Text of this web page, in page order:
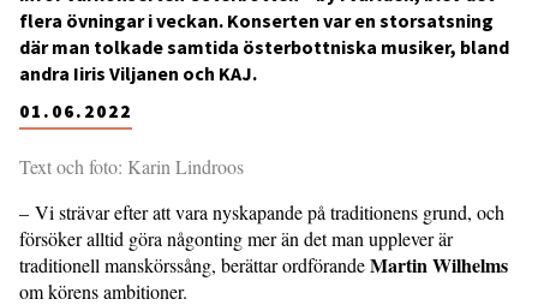
01.06.2022
flera övningar i veckan. Konserten var en storsatsning
där man tolkade samtida österbottniska musiker, bland
andra Iiris Viljanen och KAJ.
Text och foto: Karin Lindroos
– Vi strävar efter att vara nyskapande på traditionens grund, och
försöker alltid göra någonting mer än det man upplever är
traditionell manskörssång, berättar ordförandeMartin Wilhelms
om körens ambitioner.